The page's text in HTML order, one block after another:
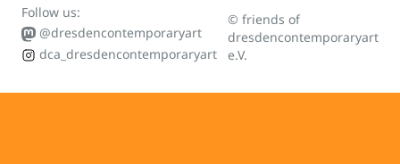
Follow us:
@dresdencontemporaryart
dca_dresdencontemporaryart
© friends of
dresdencontemporaryart
e.V.